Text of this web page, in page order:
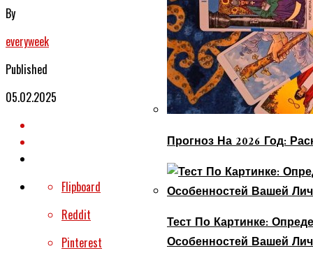
Прогноз На 2026 Год:
Тест По Картинке:
Особенностей Вашей
By
everyweek
Published
05.02.2025
Flipboard
Reddit
Pinterest